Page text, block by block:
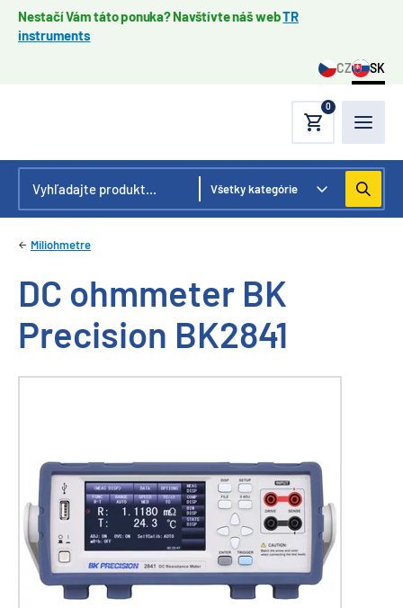
Nestačí Vám táto ponuka? Navštívte náš webTR
instruments
CZ SK
0
Miliohmetre
DC ohmmeter BK
Precision BK2841